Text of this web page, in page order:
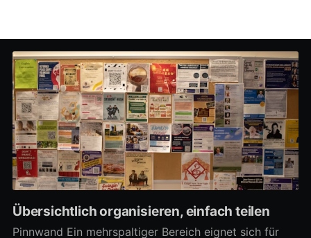
Übersichtlich organisieren, einfach teilen
Pinnwand Ein mehrspaltiger Bereich eignet sich für